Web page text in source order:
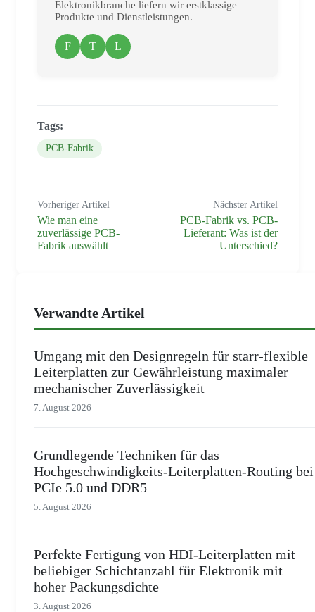
Elektronikbranche liefern wir erstklassige
Produkte und Dienstleistungen.
F T L
Tags:
PCB-Fabrik
Vorheriger Artikel
Wie man eine
zuverlässige PCB-
Fabrik auswählt
Nächster Artikel
PCB-Fabrik vs. PCB-
Lieferant: Was ist der
Unterschied?
Verwandte Artikel
Umgang mit den Designregeln für starr-flexible
Leiterplatten zur Gewährleistung maximaler
mechanischer Zuverlässigkeit
7. August 2026
Grundlegende Techniken für das
Hochgeschwindigkeits-Leiterplatten-Routing bei
PCIe 5.0 und DDR5
5. August 2026
Perfekte Fertigung von HDI-Leiterplatten mit
beliebiger Schichtanzahl für Elektronik mit
hoher Packungsdichte
3. August 2026